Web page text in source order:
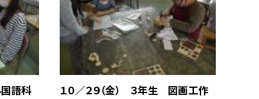
語科
１０／２９（金） ３年生 図画工作